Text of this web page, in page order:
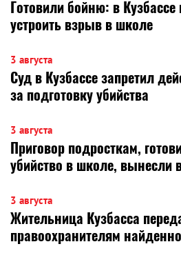
Готовили бойню: в Кузбассе
устроить взрыв в школе
3 августа
Суд в Кузбассе запретил
за подготовку убийства
3 августа
Приговор подросткам,
убийство в школе, вынесли
3 августа
Жительница Кузбасса
правоохранителям